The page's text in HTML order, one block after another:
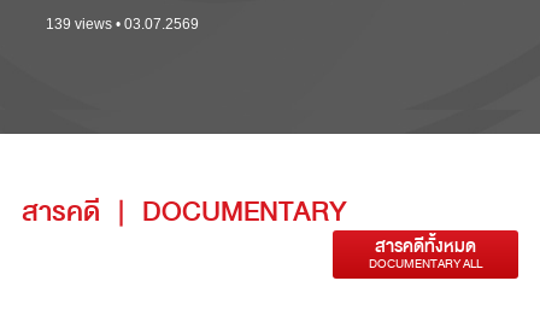
139 views • 03.07.2569
สารคดี | DOCUMENTARY
สารคดีทั้งหมด
DOCUMENTARY ALL